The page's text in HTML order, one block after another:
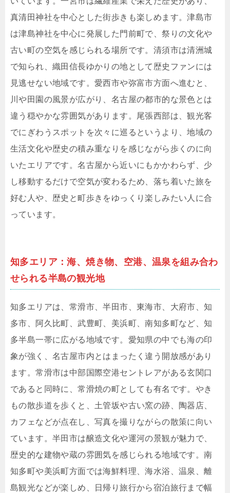
真清田神社を中心とした街歩きも楽しめます。津島市
は津島神社を中心に発展した門前町で、祭りの文化や
古い町の空気を感じられる場所です。清須市は清洲城
で知られ、織田信長ゆかりの地として歴史ファンには
見逃せない地域です。愛西市や弥富市方面へ進むと、
川や田園の風景が広がり、名古屋の都市的な景色とは
違う穏やかな雰囲気があります。尾張西部は、観光客
でにぎわうスポットを次々に巡るというより、地域の
生活文化や歴史の積み重なりを感じながら歩くのに向
いたエリアです。名古屋から近いにもかかわらず、少
し移動するだけで空気が変わるため、落ち着いた旅を
好む人や、歴史と町歩きをゆっくり楽しみたい人に合
っています。
知多エリア：海、焼き物、空港、温泉を組み合わ
せられる半島の観光地
知多エリアは、常滑市、半田市、東海市、大府市、知
多市、阿久比町、武豊町、美浜町、南知多町など、知
多半島一帯に広がる地域です。愛知県の中でも海の印
象が強く、名古屋市内とはまったく違う開放感があり
ます。常滑市は中部国際空港セントレアがある玄関口
であると同時に、常滑焼の町としても有名です。やき
もの散歩道を歩くと、土管坂や古い窯の跡、陶器店、
カフェなどが点在し、写真を撮りながらの散策に向い
ています。半田市は醸造文化や運河の景観が魅力で、
歴史的な建物や蔵の雰囲気を感じられる地域です。南
知多町や美浜町方面では海鮮料理、海水浴、温泉、離
島観光などが楽しめ、日帰り旅行から宿泊旅行まで幅